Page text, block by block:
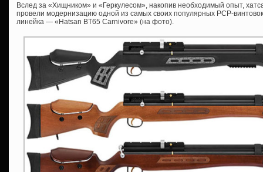
Вслед за «Хищником» и «Геркулесом», накопив необходимый опыт,
провели модернизацию одной из самых своих популярных PCP-
линейка — «Hatsan BT65 Carnivore» (на фото).